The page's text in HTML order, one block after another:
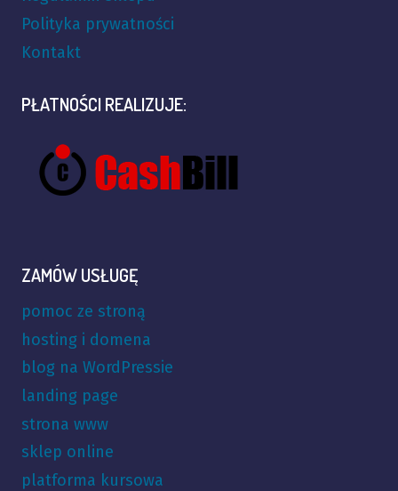
Polityka prywatności
Kontakt
PŁATNOŚCI REALIZUJE:
ZAMÓW USŁUGĘ
pomoc ze stroną
hosting i domena
blog na WordPressie
landing page
strona www
sklep online
platforma kursowa